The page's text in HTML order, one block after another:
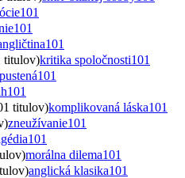
101
101
101
titulov)kritika spoločnosti101
101
101
titulov)komplikovaná láska101
zneužívanie101
101
morálna dilema101
anglická klasika101